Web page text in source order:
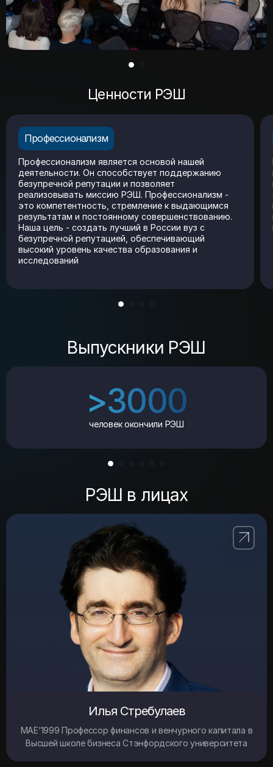
Ценности РЭШ
Профессионализм
Профессионализм является основой нашей
деятельности. Он способствует поддержанию
безупречной репутации и позволяет
реализовывать миссию РЭШ. Профессионализм -
это компетентность, стремление к выдающимся
результатам и постоянному совершенствованию.
Наша цель - создать лучший в России вуз с
безупречной репутацией, обеспечивающий
высокий уровень качества образования и
исследований
Выпускники РЭШ
>3000
человек окончили РЭШ
РЭШ в лицах
Илья Стребулаев
MAE’1999 Профессор финансов и венчурного капитала в
Высшей школе бизнеса Стэнфордского университета